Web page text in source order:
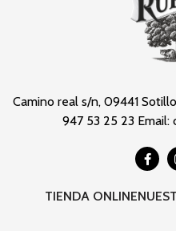
Camino real s/n, 09441
947 53 25 23 Email:
TIENDA ONLINE